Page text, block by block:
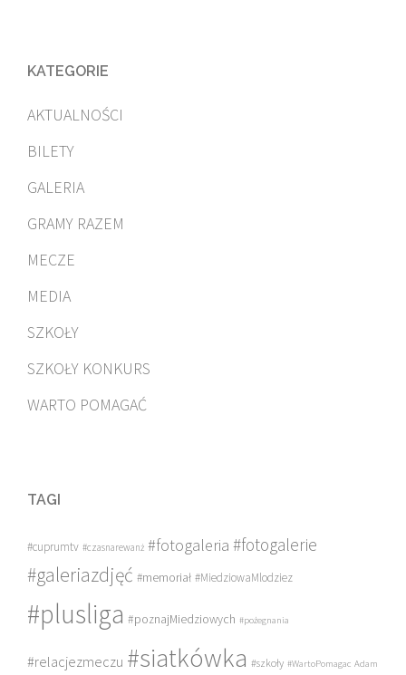
KATEGORIE
AKTUALNOŚCI
BILETY
GALERIA
GRAMY RAZEM
MECZE
MEDIA
SZKOŁY
SZKOŁY KONKURS
WARTO POMAGAĆ
TAGI
#cuprumtv #czasnarewanż #fotogaleria #fotogalerie
#galeriazdjęć #memoriał #MiedziowaMlodziez
#plusliga #poznajMiedziowych #pożegnania
#relacjezmeczu #siatkówka #szkoły #WartoPomagac Adam